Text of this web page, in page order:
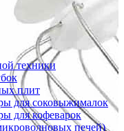
техники
плит
для соковыжималок
для кофеварок
печей)